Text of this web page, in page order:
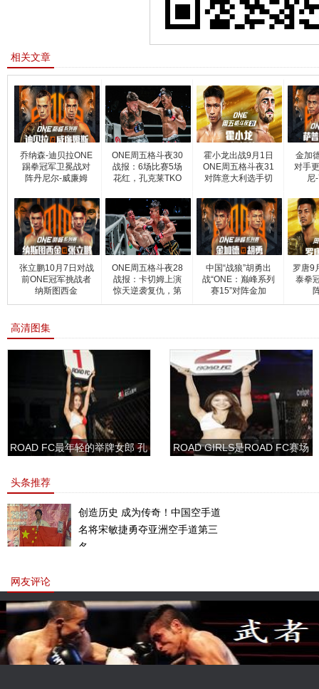
相关文章
乔纳森-迪贝拉ONE
踢拳冠军卫冕战对
阵丹尼尔-威廉姆
ONE周五格斗夜30
战报：6场比赛5场
花红，孔克莱TKO
霍小龙出战9月1日
ONE周五格斗夜31
对阵意大利选手切
金加
对手
尼
张立鹏10月7日对战
前ONE冠军挑战者
纳斯图西金
ONE周五格斗夜28
战报：卡切姆上演
惊天逆袭复仇，第
二回
中国“战狼”胡勇出
战“ONE：巅峰系列
赛15”对阵金加
罗唐9
泰拳
高清图集
ROAD FC最年轻的举牌女郎 孔
ROAD GIRLS是ROAD FC赛场
头条推荐
创造历史 成为传奇！中国空手道
名将宋敏捷勇夺亚洲空手道第三
名。
网友评论